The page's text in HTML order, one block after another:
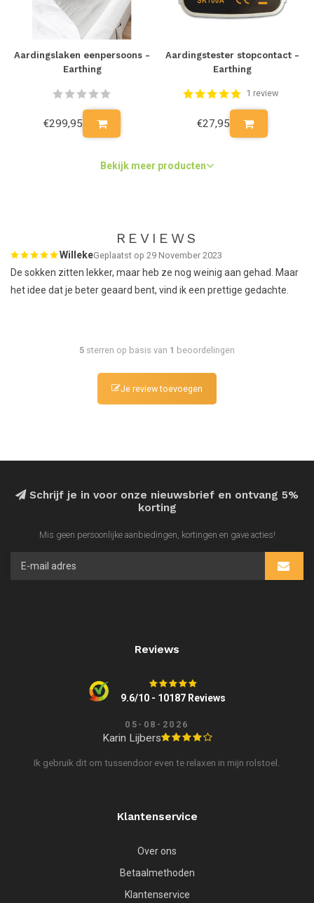
Sinds de komst van de rubberen schoenzool in de jaren zestig en
de moderne manier van leven, zijn we bijna volledig geïsoleerd
met de aarde.
De voordelen van earthen
Je stimuleert niet alleen je immuunsysteem, maar een belangrijk
lichaam aanmaakt bij stress. Een stabiel cortisolgehalte zorgt
Aardingslaken eenpersoons -
Earthing
€299,95
Aardingstester stopcontact -
Earthing
1 review
€27,95
Bekijk meer producten
REVIEWS
WillekeGeplaatst op 29 November 2023
De sokken zitten lekker, maar heb ze nog weinig aan gehad. Maar
het idee dat je beter geaard bent, vind ik een prettige gedachte.
5 sterren op basis van 1 beoordelingen
Je review toevoegen
Schrijf je in voor onze nieuwsbrief en ontvang 5%
korting
Mis geen persoonlijke aanbiedingen, kortingen en gave acties!
Reviews
9.6/10 - 10187 Reviews
05-08-2026
Karin Lijbers
Ik gebruik dit om tussendoor even te relaxen in mijn rolstoel.
Klantenservice
Over ons
Betaalmethoden
Klantenservice